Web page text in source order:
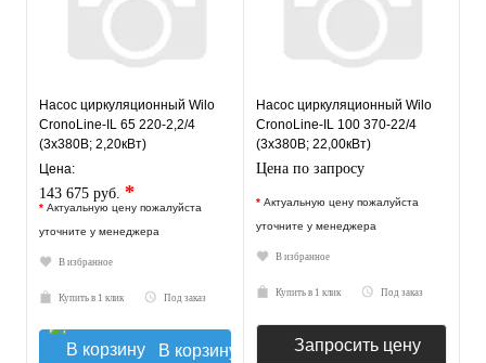
Насос циркуляционный Wilo
CronoLine-IL 65 220-2,2/4
(3х380В; 2,20кВт)
Цена:
143 675 руб. *
* Актуальную цену пожалуйста
уточните у менеджера
В избранное
Купить в 1 клик Под заказ
В корзину
Насос циркуляционный Wilo
CronoLine-IL 100 370-22/4
(3х380В; 22,00кВт)
Цена по запросу
* Актуальную цену пожалуйста
уточните у менеджера
В избранное
Купить в 1 клик Под заказ
Запросить цену